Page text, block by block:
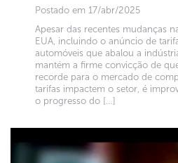
Postado em 17/abr/2025
Apesar das recentes mudanças
EUA, incluindo o anúncio de
automóveis que abalou a
mantém a firme convicção de
recorde para o mercado de
tarifas impactem o setor, é
o progresso do […]